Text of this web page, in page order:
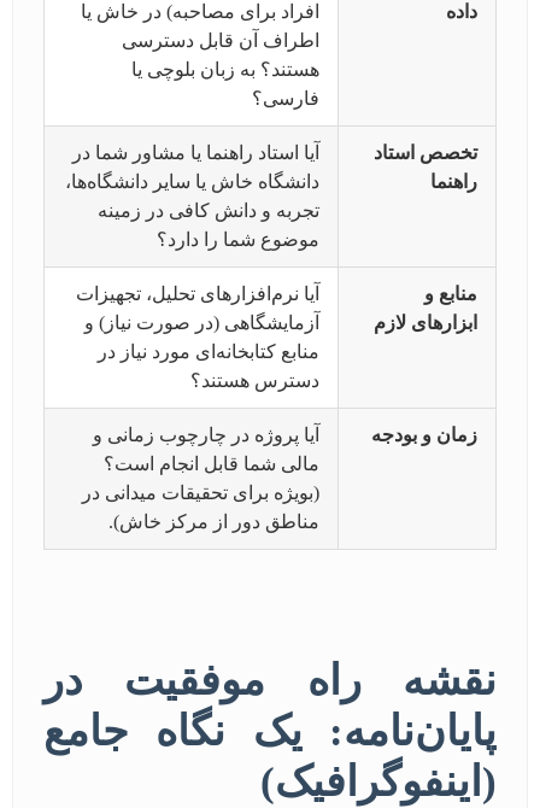
داده
افراد برای مصاحبه) در خاش یا
اطراف آن قابل دسترسی
هستند؟ به زبان بلوچی یا
فارسی؟
تخصص استاد
راهنما
آیا استاد راهنما یا مشاور شما در
دانشگاه خاش یا سایر دانشگاه‌ها،
تجربه و دانش کافی در زمینه
موضوع شما را دارد؟
منابع و
ابزارهای لازم
آیا نرم‌افزارهای تحلیل، تجهیزات
آزمایشگاهی (در صورت نیاز) و
منابع کتابخانه‌ای مورد نیاز در
دسترس هستند؟
زمان و بودجه
آیا پروژه در چارچوب زمانی و
مالی شما قابل انجام است؟
(بویژه برای تحقیقات میدانی در
مناطق دور از مرکز خاش).
نقشه راه موفقیت در
پایان‌نامه: یک نگاه جامع
(اینفوگرافیک)